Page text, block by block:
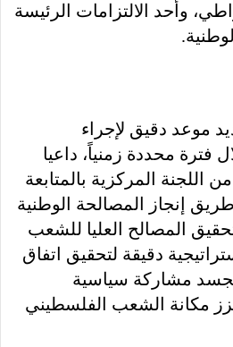
وأحد الالتزامات الرئيسة
موعد دقيق لإجراء
فترة محددة زمنياً، داعيا
اللجنة المركزية بالمتابعة
إنجاز المصالحة الوطنية
المصالح العليا للشعب
دقيقة لتحقيق اتفاق
مشاركة سياسية
مكانة الشعب الفلسطيني